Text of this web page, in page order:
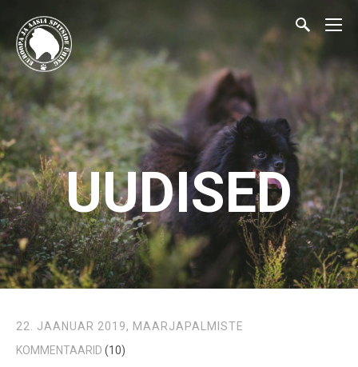
UUDISED
22. JAANUAR 2019, MAARJAPALMISTE
KOMMENTAARID (10)